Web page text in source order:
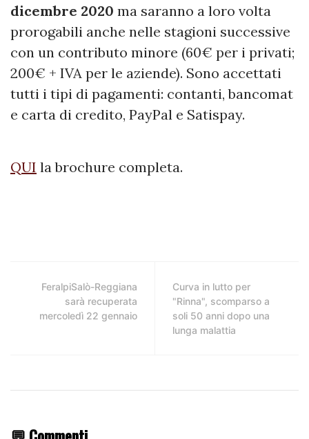
dicembre 2020 ma saranno a loro volta
prorogabili anche nelle stagioni successive
con un contributo minore (60€ per i privati;
200€ + IVA per le aziende). Sono accettati
tutti i tipi di pagamenti: contanti, bancomat
e carta di credito, PayPal e Satispay.
QUI la brochure completa.
FeralpiSalò-Reggiana
sarà recuperata
mercoledì 22 gennaio
Curva in lutto per
"Rinna", scomparso a
soli 50 anni dopo una
lunga malattia